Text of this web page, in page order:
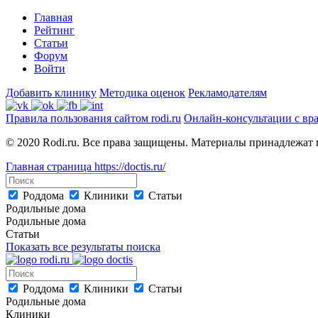
Главная
Рейтинг
Статьи
Форум
Войти
Добавить клинику Методика оценок Рекламодателям
Правила пользования сайтом rodi.ru Онлайн-консультации с
© 2020 Rodi.ru. Все права защищены. Материалы принадлежат
Главная страница https://doctis.ru/
Роддома Клиники
Статьи
Родильные дома
Родильные дома
Статьи
Показать все результаты поиска
Роддома Клиники
Статьи
Родильные дома
Клиники